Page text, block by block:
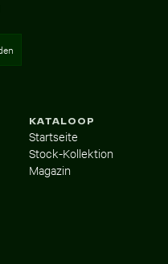
KATALOOP
Startseite
Stock-Kollektion
Magazin